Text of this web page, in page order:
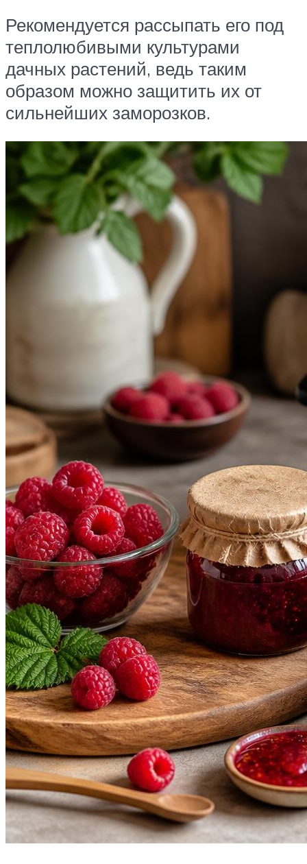
Рекомендуется рассыпать его под
теплолюбивыми культурами
дачных растений, ведь таким
образом можно защитить их от
сильнейших заморозков.